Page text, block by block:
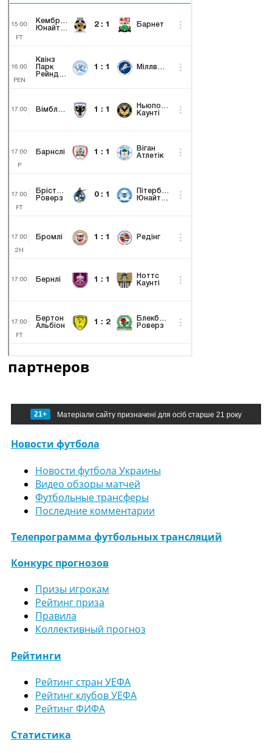
партнеров
21+ Матеріали сайту призначені для осіб старше 21 року
Новости футбола
Новости футбола Украины
Видео обзоры матчей
Футбольные трансферы
Последние комментарии
Телепрограмма футбольных трансляций
Конкурс прогнозов
Призы игрокам
Рейтинг приза
Правила
Коллективный прогноз
Рейтинги
Рейтинг стран УЕФА
Рейтинг клубов УЕФА
Рейтинг ФИФА
Статистика